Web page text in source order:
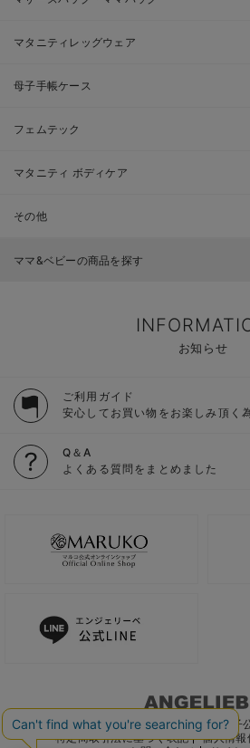
マタニティレッグウェア
母子手帳ケース
フェムテック
マタニティ ボディケア
その他
ママ&ベビーの商品を探す
お知らせ
ご利用ガイド
安心してお買い物をお楽しみ頂く
Q＆A
よくある質問をまとめました
ご利用ガイド 会社概要 電子
特定商取引法に基づく表記
個人情報